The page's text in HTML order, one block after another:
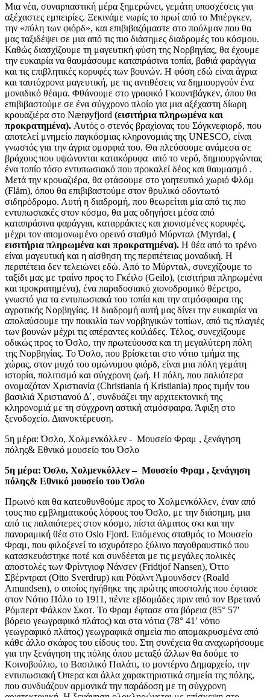
Μια νέα, συναρπαστική μέρα ξημερώνει, γεμάτη υποσχέσεις για
αξέχαστες εμπειρίες. Ξεκινάμε νωρίς το πρωί από το Μπέργκεν,
την «πύλη των φιόρδ», και επιβιβαζόμαστε στο πούλμαν που θα
μας ταξιδέψει σε μια από τις πιο διάσημες διαδρομές του κόσμου.
Καθώς διασχίζουμε τη μαγευτική φύση της Νορβηγίας, θα έχουμε
την ευκαιρία να θαυμάσουμε καταπράσινα τοπία, βαθιά φαράγγια
και τις επιβλητικές κορυφές των βουνών. Η φύση εδώ είναι άγρια
και ταυτόχρονα μαγευτική, με τις αντιθέσεις να δημιουργούν ένα
μοναδικό θέαμα. Φθάνουμε στο γραφικό Γκουντβάγκεν, όπου θα
επιβιβαστούμε σε ένα σύγχρονο πλοίο για μια αξέχαστη δίωρη
κρουαζιέρα στο Nærøyfjord (εισιτήρια πληρωμένα και
προκρατημένα). Αυτός ο στενός βραχίονας του Σόγκνεφιορδ, που
αποτελεί μνημείο παγκόσμιας κληρονομιάς της UNESCO, είναι
γνωστός για την άγρια ομορφιά του. Θα πλεύσουμε ανάμεσα σε
βράχους που υψώνονται κατακόρυφα από το νερό, δημιουργώντας
ένα τοπίο τόσο εντυπωσιακό που προκαλεί δέος και θαυμασμό .
Μετά την κρουαζιέρα, θα φτάσουμε στο γοητευτικό χωριό Φλόμ
(Flåm), όπου θα επιβιβαστούμε στον θρυλικό οδοντωτό
σιδηρόδρομο. Αυτή η διαδρομή, που θεωρείται μία από τις πιο
εντυπωσιακές στον κόσμο, θα μας οδηγήσει μέσα από
καταπράσινα φαράγγια, καταρράκτες και χιονισμένες κορυφές,
μέχρι τον απομονωμένο ορεινό σταθμό Μύρνταλ (Myrdal, (
εισιτήρια πληρωμένα και προκρατημένα). Η θέα από το τρένο
είναι μαγευτική και η αίσθηση της περιπέτειας μοναδική. Η
περιπέτεια δεν τελειώνει εδώ. Από το Μύρνταλ, συνεχίζουμε το
ταξίδι μας με τραίνο προς το Γκέιλο (Geilo), (εισιτήρια πληρωμένα
και προκρατημένα), ένα παραδοσιακό χιονοδρομικό θέρετρο,
γνωστό για τα εντυπωσιακά του τοπία και την ατμόσφαιρα της
αγροτικής Νορβηγίας. Η διαδρομή αυτή μας δίνει την ευκαιρία να
απολαύσουμε την ποικιλία των νορβηγικών τοπίων, από τις πλαγιές
των βουνών μέχρι τις απέραντες κοιλάδες. Τέλος, συνεχίζουμε
οδικώς προς το Όσλο, την πρωτεύουσα και τη μεγαλύτερη πόλη
της Νορβηγίας. Το Όσλο, που βρίσκεται στο νότιο τμήμα της
χώρας, στον μυχό του ομώνυμου φιόρδ, είναι μια πόλη γεμάτη
ιστορία, πολιτισμό και σύγχρονη ζωή. Η πόλη, που παλιότερα
ονομαζόταν Χριστιανία (Christiania ή Kristiania) προς τιμήν του
βασιλιά Χριστιανού Δ΄, συνδυάζει την αρχιτεκτονική της
κληρονομιά με τη σύγχρονη αστική ατμόσφαιρα. Άφιξη στο
ξενοδοχείο. Διανυκτέρευση.
5η μέρα: Όσλο, Χολμενκόλλεν - Μουσείο Φραμ , ξενάγηση
πόλης& Εθνικό μουσείο του Όσλο
5η μέρα: Όσλο, Χολμενκόλλεν – Μουσείο Φραμ , ξενάγηση
πόλης& Εθνικό μουσείο του Όσλο
Πρωινό και θα κατευθυνθούμε προς το Χολμενκόλλεν, έναν από
τους πιο εμβληματικούς λόφους του Όσλο, με την διάσημη, μια
από τις παλαιότερες στον κόσμο, πίστα άλματος σκι και την
πανοραμική θέα στο Oslo Fjord. Επόμενος σταθμός το Μουσείο
Φραμ, που φιλοξενεί το ισχυρότερο ξύλινο παγοθραυστικό που
κατασκευάστηκε ποτέ και συνδέεται με τις μεγάλες πολικές
αποστολές των Φρίντγιοφ Νάνσεν (Fridtjof Nansen), Όττο
Σβέρντραπ (Otto Sverdrup) και Ρόαλντ Άμουνδσεν (Roald
Amundsen), ο οποίος ηγήθηκε της πρώτης αποστολής που έφτασε
στον Νότιο Πόλο το 1911, πέντε εβδομάδες πριν από τον Βρετανό
Ρόμπερτ Φάλκον Σκοτ. Το Φραμ έφτασε στα βόρεια (85° 57′
βόρειο γεωγραφικό πλάτος) και στα νότια (78° 41′ νότιο
γεωγραφικό πλάτος) γεωγραφικά σημεία πιο απομακρυσμένα από
κάθε άλλο σκάφος του είδους του. Στη συνέχεια θα αναχωρήσουμε
για την ξενάγηση της πόλης όπου μεταξύ άλλων θα δούμε το
Κοινοβούλιο, το Βασιλικό Παλάτι, το μοντέρνο Δημαρχείο, την
εντυπωσιακή Όπερα και άλλα χαρακτηριστικά σημεία της πόλης,
που συνδυάζουν αρμονικά την παράδοση με τη σύγχρονη